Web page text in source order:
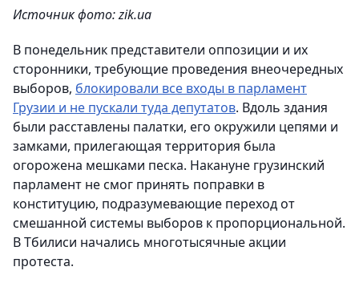
Источник фото: zik.ua
В понедельник представители оппозиции и их
сторонники, требующие проведения внеочередных
выборов, блокировали все входы в парламент
Грузии и не пускали туда депутатов. Вдоль здания
были расставлены палатки, его окружили цепями и
замками, прилегающая территория была
огорожена мешками песка. Накануне грузинский
парламент не смог принять поправки в
конституцию, подразумевающие переход от
смешанной системы выборов к пропорциональной.
В Тбилиси начались многотысячные акции
протеста.